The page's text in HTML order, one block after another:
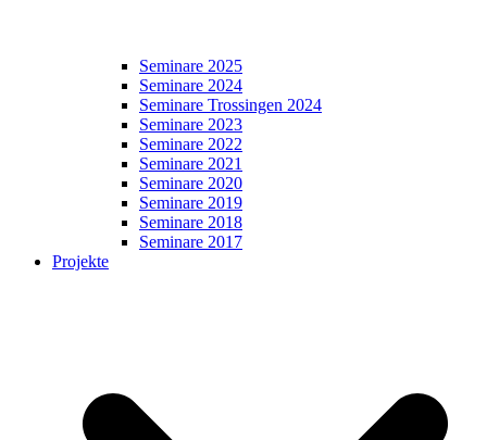
Seminare 2025
Seminare 2024
Seminare Trossingen 2024
Seminare 2023
Seminare 2022
Seminare 2021
Seminare 2020
Seminare 2019
Seminare 2018
Seminare 2017
Projekte